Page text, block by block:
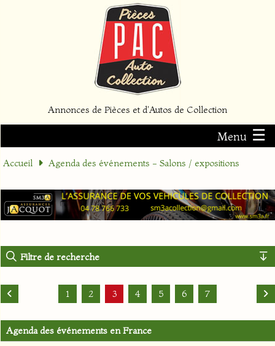
Annonces de Pièces et d'Autos de Collection
Menu ☰
Accueil Agenda des événements - Salons / expositions
Filtre de recherche
1 2 3 4 5 6 7
Agenda des événements en France